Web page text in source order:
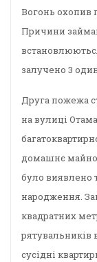
Вогонь охопив
Причини
залучено 3
Друга пожежа
на вулиці
домашнє майно
було виявлено
народження.
квадратних
сусідні